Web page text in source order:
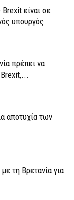
είναι σε
υπουργός
πρέπει να
αποτυχία των
τη Βρετανία για